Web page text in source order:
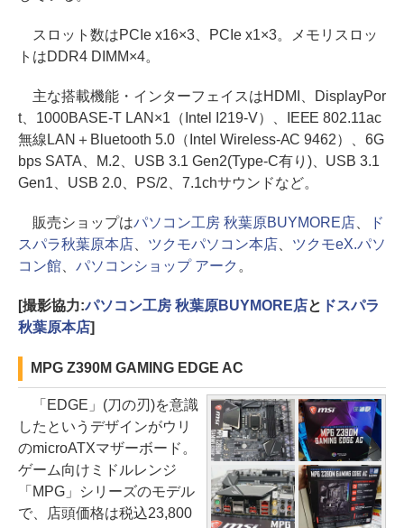
スロット数はPCIe x16×3、PCIe x1×3。メモリスロッ
トはDDR4 DIMM×4。
主な搭載機能・インターフェイスはHDMI、DisplayPor
t、1000BASE-T LAN×1（Intel I219-V）、IEEE 802.11ac
無線LAN＋Bluetooth 5.0（Intel Wireless-AC 9462）、6G
bps SATA、M.2、USB 3.1 Gen2(Type-C有り)、USB 3.1
Gen1、USB 2.0、PS/2、7.1chサウンドなど。
販売ショップはパソコン工房 秋葉原BUYMORE店、
ド
スパラ秋葉原本店、 ツクモパソコン本店、 ツクモeX.パソ
コン館、 パソコンショップ アーク 。
[撮影協力:パソコン工房 秋葉原BUYMORE店と ドスパラ
秋葉原本店]
MPG Z390M GAMING EDGE AC
「EDGE」(刀の刃)を意識
したというデザインがウリ
のmicroATXマザーボード。
ゲーム向けミドルレンジ
「MPG」シリーズのモデル
で、店頭価格は税込23,800